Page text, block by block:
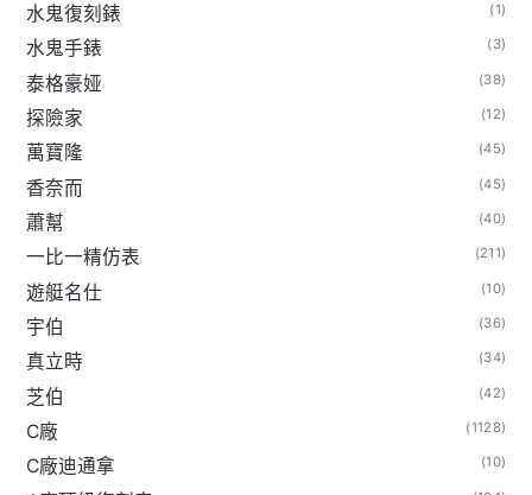
水鬼復刻錶 (1)
水鬼手錶 (3)
泰格豪娅 (38)
探險家 (12)
萬寶隆 (45)
香奈而 (45)
蕭幫 (40)
一比一精仿表 (211)
遊艇名仕 (10)
宇伯 (36)
真立時 (34)
芝伯 (42)
C廠 (1128)
C廠迪通拿 (10)